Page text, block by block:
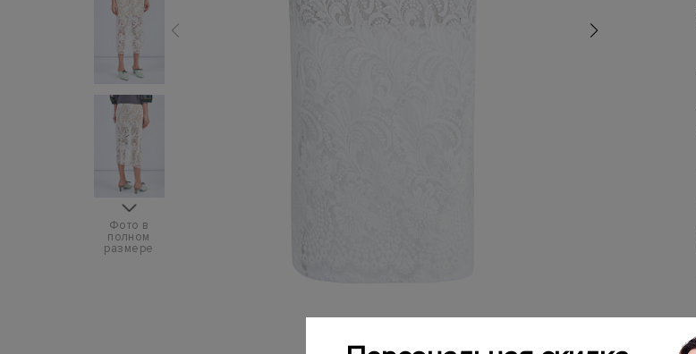
Фото в
полном
размере